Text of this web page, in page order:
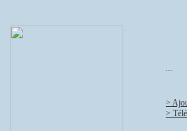
...
>
>